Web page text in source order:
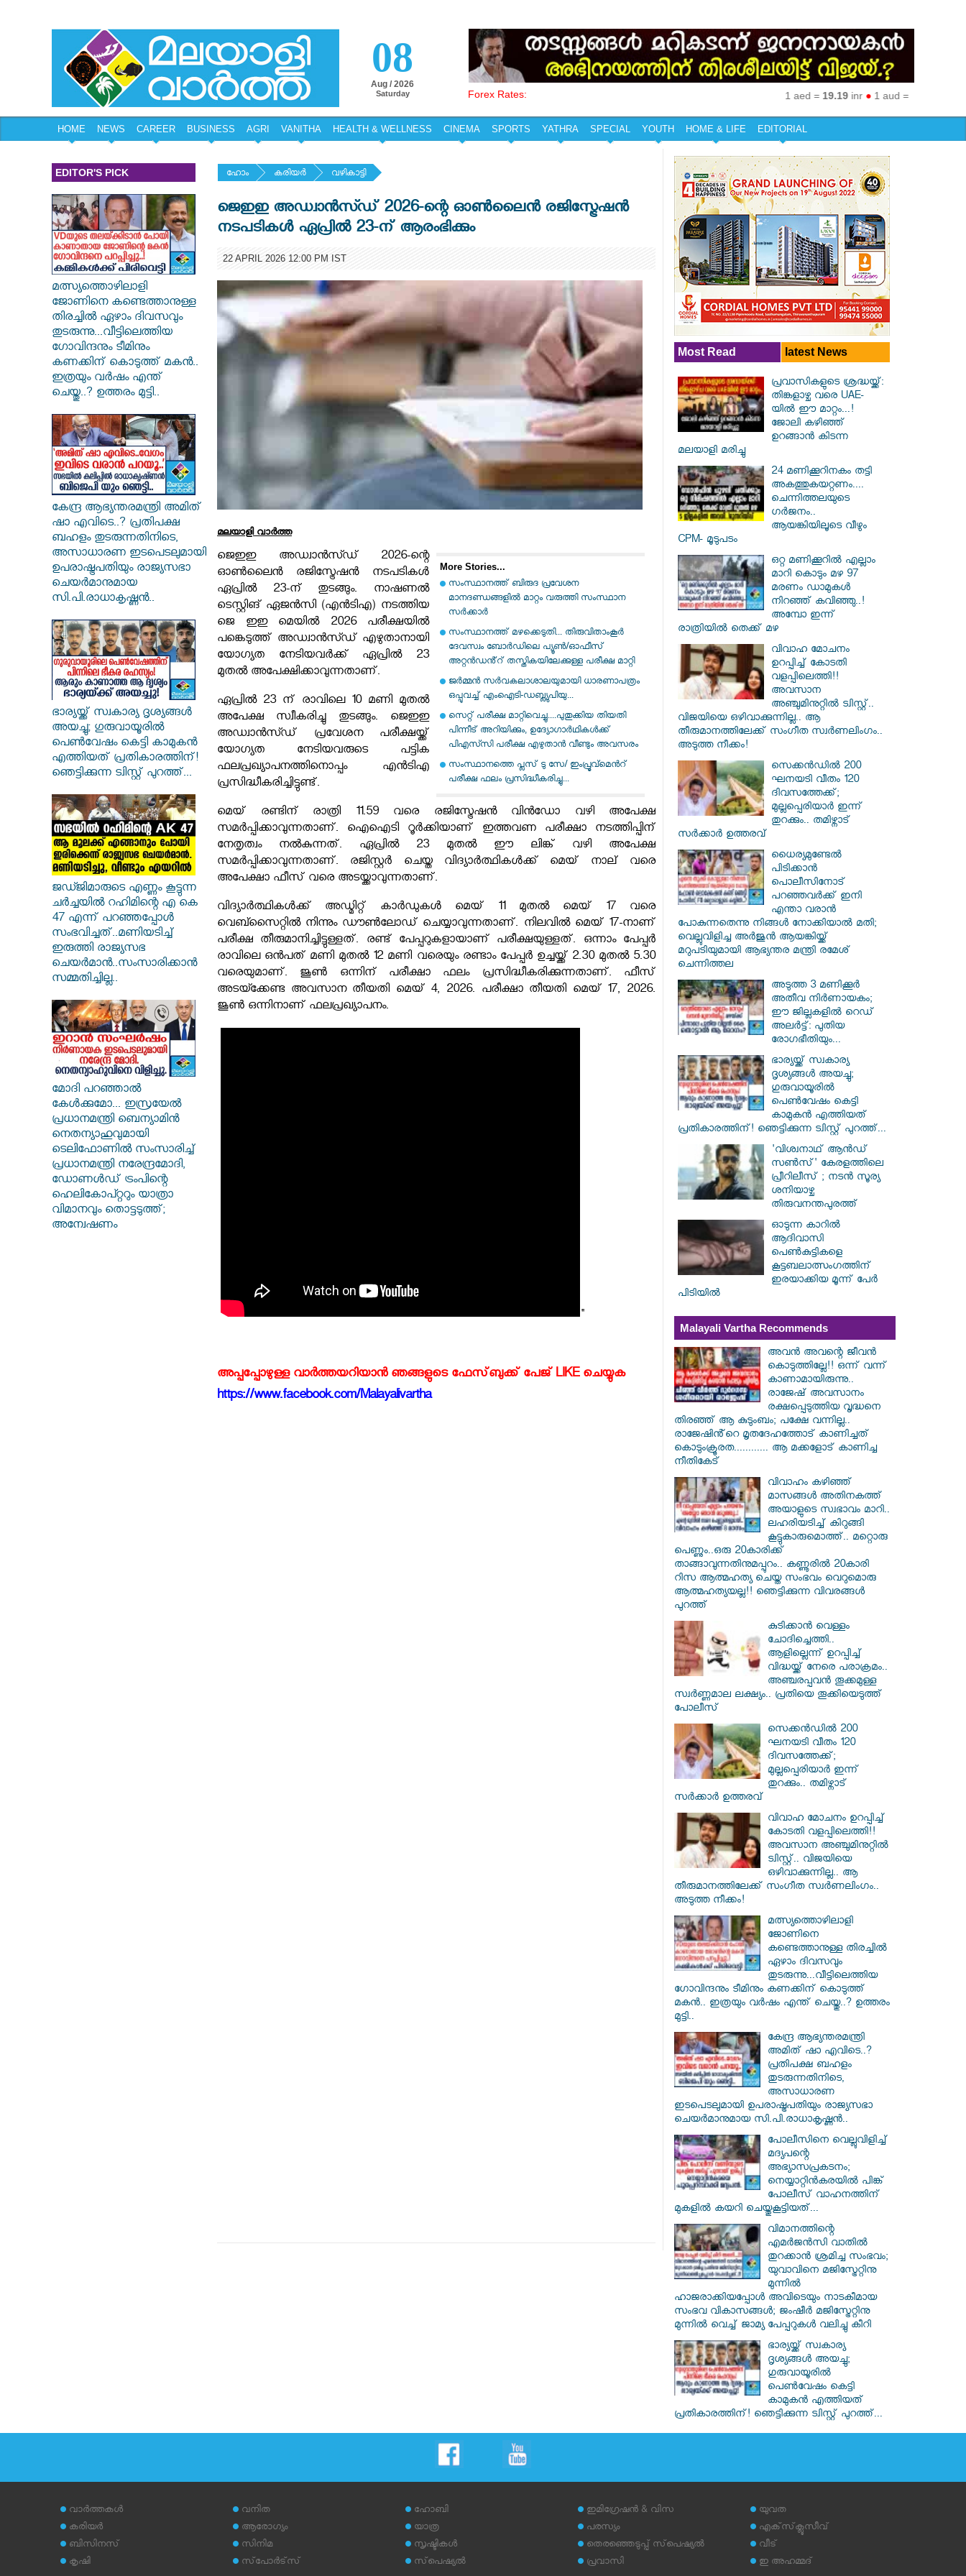
08
Aug / 2026
Saturday Forex Rates: 1 aed =19.19inr● 1 aud =50.27
HOME NEWS CAREER BUSINESS AGRI VANITHA HEALTH & WELLNESS CINEMA SPORTS YATHRA SPECIAL YOUTH HOME & LIFE EDITORIAL
EDITOR'S PICK
മത്സ്യത്തൊഴിലാളി
ജോണിനെ കണ്ടെത്താനുള്ള
തിരച്ചിൽ ഏഴാം ദിവസവും
തുടരുന്നു...വീട്ടിലെത്തിയ
ഗോവിന്ദനും ടീമിനും
കണക്കിന് കൊടുത്ത് മകൻ..
ഇത്രയും വർഷം എന്ത്
ചെയ്തു..? ഉത്തരം മുട്ടി..
കേന്ദ്ര ആഭ്യന്തരമന്ത്രി അമിത്
ഷാ എവിടെ..? പ്രതിപക്ഷ
ബഹളം തുടരുന്നതിനിടെ,
അസാധാരണ ഇടപെടലുമായി
ഉപരാഷ്ട്രപതിയും രാജ്യസഭാ
ചെയർമാനുമായ
സി.പി.രാധാകൃഷ്ണൻ..
ഭാര്യയ്ക്ക് സ്വകാര്യ ദൃശ്യങ്ങൾ
അയച്ചു; ഗുരുവായൂരിൽ
പെൺവേഷം കെട്ടി കാമുകൻ
എത്തിയത് പ്രതികാരത്തിന്!
ഞെട്ടിക്കുന്ന ട്വിസ്റ്റ് പുറത്ത്...
ജഡ്ജിമാരുടെ എണ്ണം കൂട്ടുന്ന
ചർച്ചയിൽ റഹിമിന്റെ എ കെ
47 എന്ന് പറഞ്ഞപ്പോൾ
സംഭവിച്ചത്..മണിയടിച്ച്
ഇരുത്തി രാജ്യസഭ
ചെയർമാൻ..സംസാരിക്കാൻ
സമ്മതിച്ചില്ല..
മോദി പറഞ്ഞാൽ
കേൾക്കുമോ... ഇസ്രയേൽ
പ്രധാനമന്ത്രി ബെന്യാമിൻ
നെതന്യാഹുവുമായി
ടെലിഫോണിൽ സംസാരിച്ച്
പ്രധാനമന്ത്രി നരേന്ദ്രമോദി,
ഡോണൾഡ് ട്രംപിന്റെ
ഹെലികോപ്റ്ററും യാത്രാ
വിമാനവും തൊട്ടടുത്ത്;
അന്വേഷണം
ഹോം കരിയര്‍ വഴികാട്ടി
ജെഇഇ അഡ്വാൻസ്ഡ് 2026-ന്റെ ഓൺലൈൻ രജിസ്ട്രേഷൻ
നടപടികൾ ഏപ്രിൽ 23-ന് ആരംഭിക്കും
22 APRIL 2026 12:00 PM IST
മലയാളി വാര്‍ത്ത
More Stories...
സംസ്ഥാനത്ത് ബിരുദ പ്രവേശന
മാനദണ്ഡങ്ങളിൽ മാറ്റം വരുത്തി സംസ്ഥാന
സർക്കാർ
സംസ്ഥാനത്ത് മഴക്കെടുതി... തിരുവിതാംകൂർ
ദേവസ്വം ബോർഡിലെ പ്യൂൺ/ഓഫീസ്
അറ്റൻഡൻ്റ് തസ്തികയിലേക്കുള്ള പരീക്ഷ മാറ്റി
ജർമ്മൻ സർവകലാശാലയുമായി ധാരണാപത്രം
ഒപ്പുവച്ച് എംഐടി-ഡബ്ല്യുപിയു...
സെറ്റ് പരീക്ഷ മാറ്റിവെച്ചു....പുതുക്കിയ തിയതി
പിന്നീട് അറിയിക്കും, ഉദ്യോഗാർഥികൾക്ക്
പിഎസ്‍സി പരീക്ഷ എഴുതാൻ വീണ്ടും അവസരം
സംസ്ഥാനത്തെ പ്ലസ് ടു സേ/ ഇംപ്രൂവ്മെൻറ്
പരീക്ഷ ഫലം പ്രസിദ്ധീകരിച്ചു...
ജെഇഇ അഡ്വാൻസ്ഡ് 2026-ന്റെ
ഓൺലൈൻ രജിസ്ട്രേഷൻ നടപടികൾ
ഏപ്രിൽ 23-ന് തുടങ്ങും. നാഷണൽ
ടെസ്റ്റിങ് ഏജൻസി (എൻ‌ടി‌എ) നടത്തിയ
ജെ ഇഇ മെയിൽ 2026 പരീക്ഷയിൽ
പങ്കെടുത്ത് അഡ്വാൻസ്ഡ് എഴുതാനായി
യോഗ്യത നേടിയവർക്ക് ഏപ്രിൽ 23
മുതൽ അപേക്ഷിക്കാവുന്നതാണ്.
ഏപ്രിൽ 23 ന് രാവിലെ 10 മണി മുതൽ
അപേക്ഷ സ്വീകരിച്ചു തുടങ്ങും. ജെഇഇ
അഡ്വാൻസ്ഡ് പ്രവേശന പരീക്ഷയ്ക്ക്
യോഗ്യത നേടിയവരുടെ പട്ടിക
ഫലപ്രഖ്യാപനത്തിനൊപ്പം എൻടിഎ
പ്രസിദ്ധീകരിച്ചിട്ടുണ്ട്.
മെയ് രണ്ടിന് രാത്രി 11.59 വരെ രജിസ്ട്രേഷൻ വിൻഡോ വഴി അപേക്ഷ
സമർപ്പിക്കാവുന്നതാണ്. ഐഐടി റൂർക്കിയാണ് ഇത്തവണ പരീക്ഷാ നടത്തിപ്പിന്
നേതൃത്വം നൽകുന്നത്. ഏപ്രിൽ 23 മുതൽ ഈ ലിങ്ക് വഴി അപേക്ഷ
സമർപ്പിക്കാവുന്നതാണ്. രജിസ്റ്റർ ചെയ്ത വിദ്യാർത്ഥികൾക്ക് മെയ് നാല് വരെ
അപേക്ഷാ ഫീസ് വരെ അടയ്ക്കാവുന്നതാണ്.
വിദ്യാർത്ഥികൾക്ക് അഡ്മിറ്റ് കാർഡുകൾ മെയ് 11 മുതൽ മെയ് 17 വരെ
വെബ്സൈറ്റിൽ നിന്നും ഡൗൺലോഡ് ചെയ്യാവുന്നതാണ്. നിലവിൽ മെയ് 17-നാണ്
പരീക്ഷ തീരുമാനിച്ചിട്ടുള്ളത്. രണ്ട് പേപ്പറുകളായാണ് പരീക്ഷയുള്ളത്. ഒന്നാം പേപ്പർ
രാവിലെ ഒൻപത് മണി മുതൽ 12 മണി വരെയും രണ്ടാം പേപ്പർ ഉച്ചയ്ക്ക് 2.30 മുതൽ 5.30
വരെയുമാണ്. ജൂൺ ഒന്നിന് പരീക്ഷാ ഫലം പ്രസിദ്ധീകരിക്കുന്നതാണ്. ഫീസ്
അടയ്ക്കേണ്ട അവസാന തീയതി മെയ് 4, 2026. പരീക്ഷാ തീയതി മെയ് 17, 2026.
ജൂൺ ഒന്നിനാണ് ഫലപ്രഖ്യാപനം.
"
അപ്പപ്പോഴുള്ള വാര്‍ത്തയറിയാന്‍ ഞങ്ങളുടെ ഫേസ്‌ബുക്ക്‌ പേജ് LIKE ചെയ്യുക
https://www.facebook.com/Malayalivartha
Most Read latest News
പ്രവാസികളുടെ ശ്രദ്ധയ്ക്ക്:
തിങ്കളാഴ്ച വരെ UAE-
യിൽ ഈ മാറ്റം...!
ജോലി കഴിഞ്ഞ്
ഉറങ്ങാൻ കിടന്ന
മലയാളി മരിച്ചു
24 മണിക്കൂറിനകം തട്ടി
അകത്തുകയറ്റണം....
ചെന്നിത്തലയുടെ
ഗർജനം..
ആയങ്കിയിലൂടെ വീഴും
CPM- മൂടുപടം
ഒറ്റ മണിക്കൂറിൽ എല്ലാം
മാറി കൊടും മഴ 97
മരണം ഡാമുകൾ
നിറഞ്ഞ് കവിഞ്ഞു..!
അമ്പോ ഇന്ന്
രാത്രിയിൽ തെക്ക് മഴ
വിവാഹ മോചനം
ഉറപ്പിച്ച് കോടതി
വളപ്പിലെത്തി!!
അവസാന
അഞ്ചുമിനുറ്റിൽ ട്വിസ്റ്റ്..
വിജയിയെ ഒഴിവാക്കുന്നില്ല.. ആ
തീരുമാനത്തിലേക്ക് സംഗീത സ്വർണലിംഗം..
അടുത്ത നീക്കം!
സെക്കൻഡിൽ 200
ഘനയടി വീതം 120
ദിവസത്തേക്ക്;
മുല്ലപ്പെരിയാർ ഇന്ന്
തുറക്കും.. തമിഴ്നാട്
സർക്കാർ ഉത്തരവ്
ധൈര്യമുണ്ടേൽ
പിടിക്കാൻ
പൊലീസിനോട്
പറഞ്ഞവർക്ക് ഇനി
എന്താ വരാൻ
പോകുന്നതെന്നു നിങ്ങൾ നോക്കിയാൽ മതി;
വെല്ലുവിളിച്ച അർജുൻ ആയങ്കിയ്ക്ക്
മറുപടിയുമായി ആഭ്യന്തര മന്ത്രി രമേശ്
ചെന്നിത്തല
അടുത്ത 3 മണിക്കൂർ
അതീവ നിർണായകം;
ഈ ജില്ലകളിൽ റെഡ്
അലർട്ട്: പുതിയ
രോഗഭീതിയും...
ഭാര്യയ്ക്ക് സ്വകാര്യ
ദൃശ്യങ്ങൾ അയച്ചു;
ഗുരുവായൂരിൽ
പെൺവേഷം കെട്ടി
കാമുകൻ എത്തിയത്
പ്രതികാരത്തിന്! ഞെട്ടിക്കുന്ന ട്വിസ്റ്റ് പുറത്ത്...
'വിശ്വനാഥ് ആന്‍ഡ്
സണ്‍സ്' കേരളത്തിലെ
പ്രീറിലീസ് ; നടന്‍ സൂര്യ
ശനിയാഴ്ച
തിരുവനന്തപുരത്ത്
ഓടുന്ന കാറില്‍
ആദിവാസി
പെണ്‍കുട്ടികളെ
കൂട്ടബലാത്സംഗത്തിന്
ഇരയാക്കിയ മൂന്ന് പേര്‍
പിടിയില്‍
Malayali Vartha Recommends
അവൻ അവന്റെ ജീവൻ
കൊടുത്തില്ലേ!! ഒന്ന് വന്ന്
കാണാമായിരുന്നു..
രാജേഷ് അവസാനം
രക്ഷപ്പെടുത്തിയ വൃദ്ധനെ
തിരഞ്ഞ് ആ കുടുംബം; പക്ഷേ വന്നില്ല..
രാജേഷിൻ്റെ മൃതദേഹത്തോട് കാണിച്ചത്
കൊടുംക്രൂരത............ ആ മക്കളോട് കാണിച്ച
നീതികേട്
വിവാഹം കഴിഞ്ഞ്
മാസങ്ങൾ അതിനകത്ത്
അയാളുടെ സ്വഭാവം മാറി..
ലഹരിയടിച്ച് കിറുങ്ങി
കൂട്ടുകാരുമൊത്ത്.. മറ്റൊരു
പെണ്ണും..ഒരു 20കാരിക്ക്
താങ്ങാവുന്നതിനുമപ്പുറം.. കണ്ണൂരിൽ 20കാരി
റിസ ആത്മഹത്യ ചെയ്ത സംഭവം വെറുമൊരു
ആത്മഹത്യയല്ല!! ഞെട്ടിക്കുന്ന വിവരങ്ങൾ
പുറത്ത്
കുടിക്കാൻ വെള്ളം
ചോദിച്ചെത്തി..
ആളില്ലെന്ന് ഉറപ്പിച്ച്
വിദ്ധയ്ക്ക് നേരെ പരാക്രമം..
അഞ്ചരപ്പവൻ തൂക്കമുള്ള
സ്വർണ്ണമാല ലക്ഷ്യം.. പ്രതിയെ തൂക്കിയെടുത്ത്
പോലീസ്
സെക്കൻഡിൽ 200
ഘനയടി വീതം 120
ദിവസത്തേക്ക്;
മുല്ലപ്പെരിയാർ ഇന്ന്
തുറക്കും.. തമിഴ്നാട്
സർക്കാർ ഉത്തരവ്
വിവാഹ മോചനം ഉറപ്പിച്ച്
കോടതി വളപ്പിലെത്തി!!
അവസാന അഞ്ചുമിനുറ്റിൽ
ട്വിസ്റ്റ്.. വിജയിയെ
ഒഴിവാക്കുന്നില്ല.. ആ
തീരുമാനത്തിലേക്ക് സംഗീത സ്വർണലിംഗം..
അടുത്ത നീക്കം!
മത്സ്യത്തൊഴിലാളി
ജോണിനെ
കണ്ടെത്താനുള്ള തിരച്ചിൽ
ഏഴാം ദിവസവും
തുടരുന്നു...വീട്ടിലെത്തിയ
ഗോവിന്ദനും ടീമിനും കണക്കിന് കൊടുത്ത്
മകൻ.. ഇത്രയും വർഷം എന്ത് ചെയ്തു..? ഉത്തരം
മുട്ടി..
കേന്ദ്ര ആഭ്യന്തരമന്ത്രി
അമിത് ഷാ എവിടെ..?
പ്രതിപക്ഷ ബഹളം
തുടരുന്നതിനിടെ,
അസാധാരണ
ഇടപെടലുമായി ഉപരാഷ്ട്രപതിയും രാജ്യസഭാ
ചെയർമാനുമായ സി.പി.രാധാകൃഷ്ണൻ..
പോലീസിനെ വെല്ലുവിളിച്ച്
മദ്യപന്റെ
അഭ്യാസപ്രകടനം;
നെയ്യാറ്റിൻകരയിൽ പിങ്ക്
പോലീസ് വാഹനത്തിന്
മുകളിൽ കയറി ചെയ്തുകൂട്ടിയത്...
വിമാനത്തിന്റെ
എമർജൻസി വാതിൽ
തുറക്കാൻ ശ്രമിച്ച സംഭവം;
യുവാവിനെ മജിസ്ട്രേറ്റിനു
മുന്നിൽ
ഹാജരാക്കിയപ്പോൾ അവിടെയും നാടകീമായ
സംഭവ വികാസങ്ങൾ; ജംഷീർ മജിസ്ട്രേറ്റിനു
മുന്നിൽ വെച്ച് ജാമ്യ പേപ്പറുകൾ വലിച്ചു കീറി
ഭാര്യയ്ക്ക് സ്വകാര്യ
ദൃശ്യങ്ങൾ അയച്ചു;
ഗുരുവായൂരിൽ
പെൺവേഷം കെട്ടി
കാമുകൻ എത്തിയത്
പ്രതികാരത്തിന്! ഞെട്ടിക്കുന്ന ട്വിസ്റ്റ് പുറത്ത്...
വാര്‍ത്തകള്‍
കരിയര്‍
ബിസിനസ്
കൃഷി
വനിത
ആരോഗ്യം
സിനിമ
സ്‌പോര്‍ട്‌സ്
ഹോബി
യാത്ര
സൃഷ്ടികള്‍
സ്‌പെഷ്യല്‍
ഇമിഗ്രേഷന്‍ & വിസ
പരസ്യം
തെരഞ്ഞെടുപ്പ് സ്‌പെഷ്യല്‍
പ്രവാസി
യുവത
എക്‌സ്‌ക്ലൂസീവ്
വീട്
ഇ അഹമ്മദ്‌